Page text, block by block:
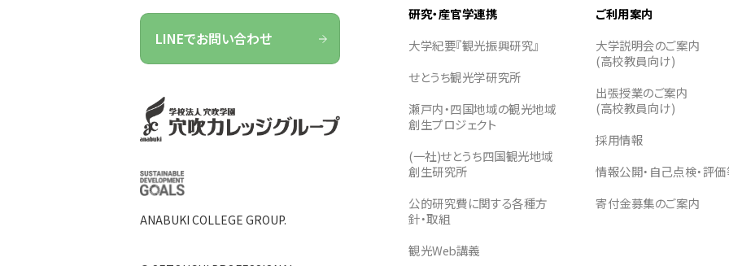
LINEでお問い合わせ
ANABUKI COLLEGE GROUP.
研究・産官学連携
大学紀要『観光振興研究』
せとうち観光学研究所
瀬戸内・四国地域の観光地域
創生プロジェクト
(一社)せとうち四国観光地域
創生研究所
公的研究費に関する各種方
針・取組
観光Web講義
ご利用案内
大学説明会のご案内
(高校教員向け)
出張授業のご案内
(高校教員向け)
採用情報
情報公開・自己点検・評
寄付金募集のご案内